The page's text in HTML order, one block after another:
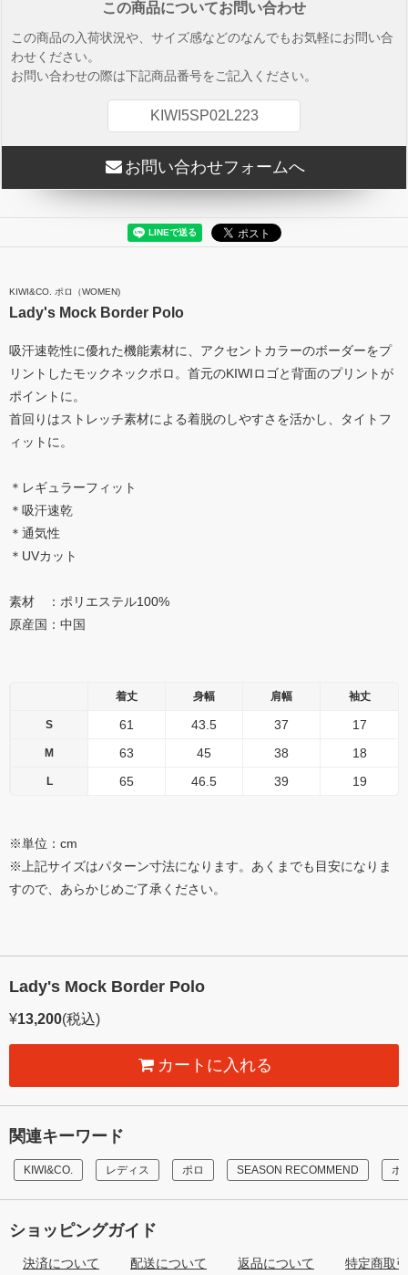
この商品についてお問い合わせ
この商品の入荷状況や、サイズ感などのなんでもお気軽にお問い合
わせください。
お問い合わせの際は下記商品番号をご記入ください。
KIWI5SP02L223
お問い合わせフォームへ
KIWI&CO. ポロ（WOMEN)
Lady's Mock Border Polo
吸汗速乾性に優れた機能素材に、アクセントカラーのボーダーをプ
リントしたモックネックポロ。首元のKIWIロゴと背面のプリントが
ポイントに。
首回りはストレッチ素材による着脱のしやすさを活かし、タイトフ
ィットに。
＊レギュラーフィット
＊吸汗速乾
＊通気性
＊UVカット
素材 ：ポリエステル100%
原産国：中国
着丈 身幅 肩幅 袖丈
S 61 43.5 37 17
M 63 45 38 18
L 65 46.5 39 19
※単位：cm
※上記サイズはパターン寸法になります。あくまでも目安になりま
すので、あらかじめご了承ください。
Lady's Mock Border Polo
¥13,200(税込)
カートに入れる
関連キーワード
KIWI&CO. レディス ポロ SEASON RECOMMEND ポ
ショッピングガイド
決済について 配送について 返品について 特定商取